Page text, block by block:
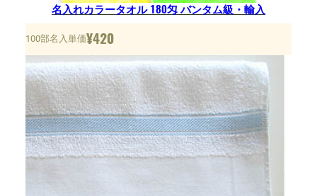
名入れカラータオル 180匁 バンタム級・輸入
100部名入単価¥420